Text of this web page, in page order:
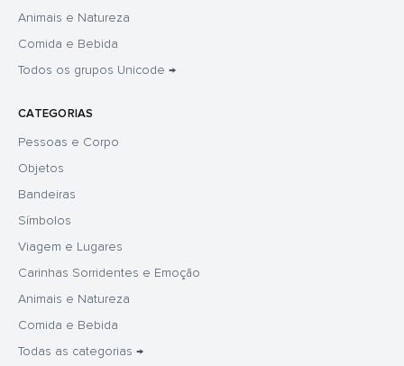
Animais e Natureza
Comida e Bebida
Todos os grupos Unicode →
CATEGORIAS
Pessoas e Corpo
Objetos
Bandeiras
Símbolos
Viagem e Lugares
Carinhas Sorridentes e Emoção
Animais e Natureza
Comida e Bebida
Todas as categorias →